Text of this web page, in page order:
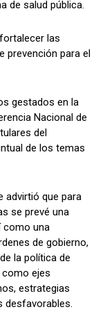
de salud pública.
las
prevención para el
gestados en la
Nacional de
del
de los temas
advirtió que para
se prevé una
como una
de gobierno,
la política de
como ejes
estrategias
desfavorables.